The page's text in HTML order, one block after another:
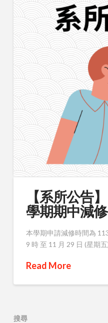
【系所公告
學期期中減
本學期申請減修時間為
9 時 至 11 月 29 日 (星期
Read More
搜尋